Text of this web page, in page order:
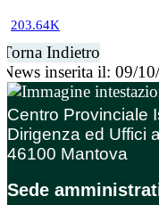
203.64K
Torna Indietro
News inserita il: 09/
Centro Provinciale
Dirigenza ed Uffici
46100 Mantova
Sede